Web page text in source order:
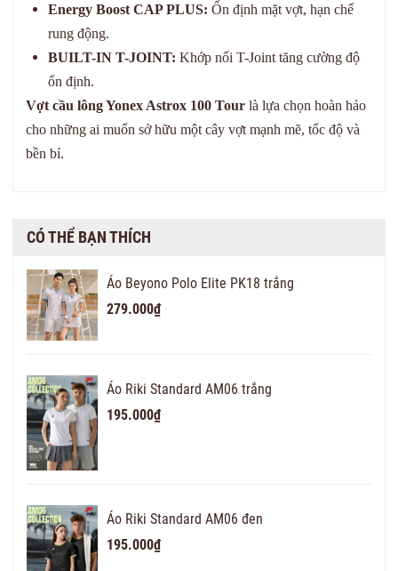
Energy Boost CAP PLUS: Ổn định mặt vợt, hạn chế
rung động.
BUILT-IN T-JOINT: Khớp nối T-Joint tăng cường độ
ổn định.
Vợt cầu lông Yonex Astrox 100 Tour là lựa chọn hoàn hảo
cho những ai muốn sở hữu một cây vợt mạnh mẽ, tốc độ và
bền bỉ.
CÓ THỂ BẠN THÍCH
Áo Beyono Polo Elite PK18 trắng
279.000₫
Áo Riki Standard AM06 trắng
195.000₫
Áo Riki Standard AM06 đen
195.000₫